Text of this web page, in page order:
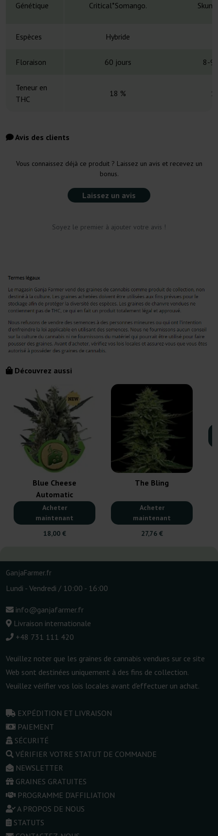
Génétique Critical*Somango.
Espèces Hybride
Floraison 60 jours 8-9
Teneur en
THC
18 %
Avis des clients
Vous connaissez déjà ce produit ? Laissez un avis et recevez un
bonus.
Laissez un avis
Soyez le premier à ajouter votre avis !
Découvrez aussi
Blue Cheese
Automatic
Acheter
maintenant
18,00 €
The Bling
Acheter
maintenant
27,76 €
GanjaFarmer.fr
Lundi - Vendredi / 10:00 - 16:00
info@ganjafarmer.fr
Livraison internationale
+48 731 111 420
Veuillez noter que les graines de cannabis vendues sur ce site
Web sont destinées uniquement à des fins de collection.
Veuillez vérifier vos lois locales avant d'effectuer un achat.
EXPÉDITION ET LIVRAISON
PAIEMENT
SÉCURITÉ
VÉRIFIER VOTRE STATUT DE COMMANDE
NEWSLETTER
GRAINES GRATUITES
PROGRAMME D'AFFILIATION
A PROPOS DE NOUS
STATUTS